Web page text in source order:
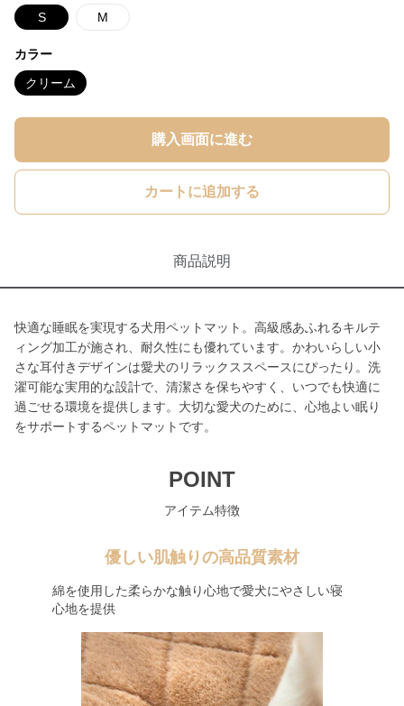
S M
カラー
クリーム
購入画面に進む
カートに追加する
商品説明
快適な睡眠を実現する犬用ペットマット。高級感あふれるキルテ
ィング加工が施され、耐久性にも優れています。かわいらしい小
さな耳付きデザインは愛犬のリラックススペースにぴったり。洗
濯可能な実用的な設計で、清潔さを保ちやすく、いつでも快適に
過ごせる環境を提供します。大切な愛犬のために、心地よい眠り
をサポートするペットマットです。
POINT
アイテム特徴
優しい肌触りの高品質素材
綿を使用した柔らかな触り心地で愛犬にやさしい寝
心地を提供